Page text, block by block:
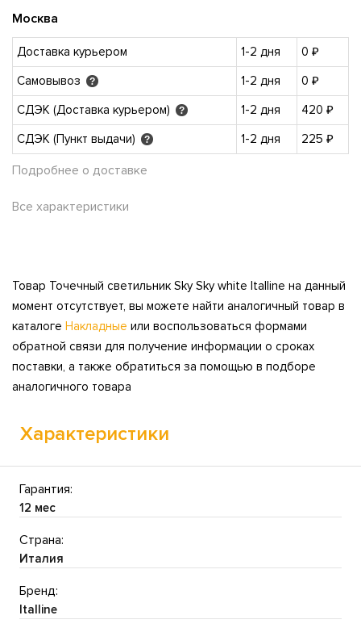
Москва
Доставка курьером 1-2 дня
0 ₽
Самовывоз
? 1-2 дня
0 ₽
СДЭК (Доставка курьером)
? 1-2 дня
420 ₽
СДЭК (Пункт выдачи)
? 1-2 дня 225 ₽
Подробнее о доставке
Все характеристики
Товар Точечный светильник Sky Sky white Italline на данный
момент отсутствует, вы можете найти аналогичный товар в
каталоге Накладные или воспользоваться формами
обратной связи для получение информации о сроках
поставки, а также обратиться за помощью в подборе
аналогичного товара
Характеристики
Гарантия:
12 мес
Страна:
Италия
Бренд:
Italline